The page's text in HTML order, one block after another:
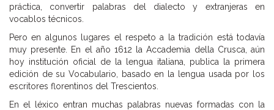
práctica, convertir palabras del dialecto y extranjeras en
vocablos técnicos.
Pero en algunos lugares el respeto a la tradición está todavía
muy presente. En el año 1612 la Accademia della Crusca, aún
hoy institución oficial de la lengua italiana, publica la primera
edición de su Vocabulario, basado en la lengua usada por los
escritores florentinos del Trescientos.
En el léxico entran muchas palabras nuevas formadas con la